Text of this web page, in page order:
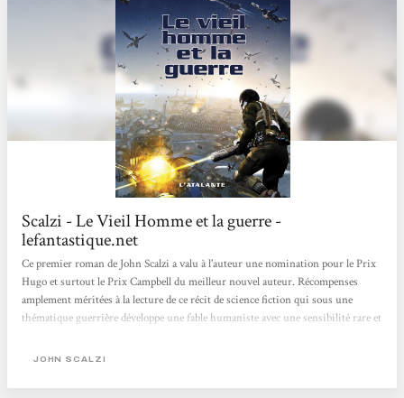
Scalzi - Le Vieil Homme et la guerre -
lefantastique.net
Ce premier roman de John Scalzi a valu à l'auteur une nomination pour le Prix
Hugo et surtout le Prix Campbell du meilleur nouvel auteur. Récompenses
amplement méritées à la lecture de ce récit de science fiction qui sous une
thématique guerrière développe une fable humaniste avec une sensibilité rare et
Forces de Défense Coloniale, les yeux bandés puisque personne ne sait ce qui se
engagement ? Et surtout, qu'attendent les FDC de recrues...
JOHN SCALZI